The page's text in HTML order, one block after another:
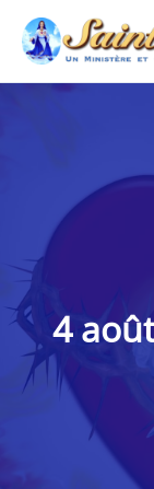
Aller
contenu
4